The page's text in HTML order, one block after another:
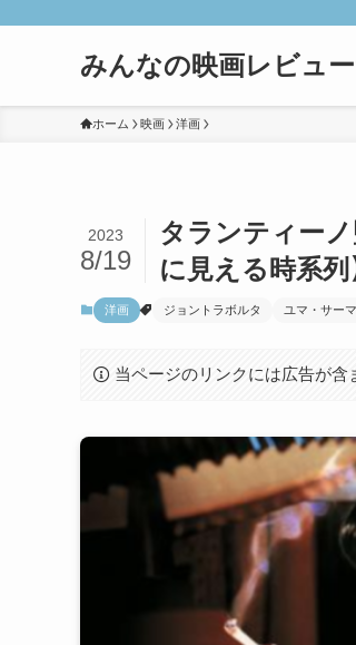
みんなの映画レビュ
ホーム 映画 洋画
タランティー
に見える時系列
2023
8/19
洋画 ジョントラボルタ ユマ・サー
当ページのリンクには広告が含